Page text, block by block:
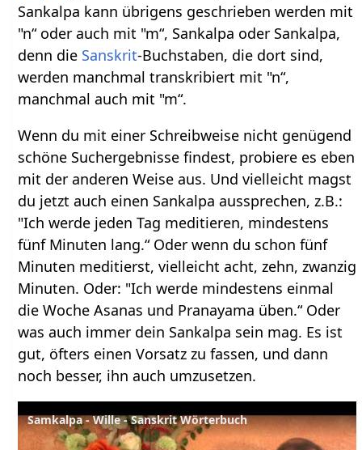
Sankalpa kann übrigens geschrieben werden mit
"n“ oder auch mit "m“, Sankalpa oder Sankalpa,
denn die Sanskrit-Buchstaben, die dort sind,
werden manchmal transkribiert mit "n“,
manchmal auch mit "m“.
Wenn du mit einer Schreibweise nicht genügend
schöne Suchergebnisse findest, probiere es eben
mit der anderen Weise aus. Und vielleicht magst
du jetzt auch einen Sankalpa aussprechen, z.B.:
"Ich werde jeden Tag meditieren, mindestens
fünf Minuten lang.“ Oder wenn du schon fünf
Minuten meditierst, vielleicht acht, zehn, zwanzig
Minuten. Oder: "Ich werde mindestens einmal
die Woche Asanas und Pranayama üben.“ Oder
was auch immer dein Sankalpa sein mag. Es ist
gut, öfters einen Vorsatz zu fassen, und dann
noch besser, ihn auch umzusetzen.
Samkalpa - Wille - Sanskrit Wörterbuch